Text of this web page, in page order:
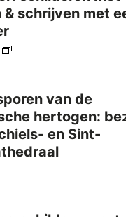
schrijven met
van de
hertogen:
en Sint-